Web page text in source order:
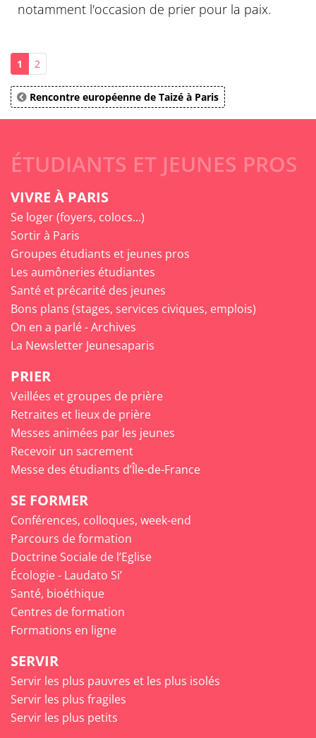
notamment l'occasion de prier pour la paix.
1 2
Rencontre européenne de Taizé à Paris
ÉTUDIANTS ET JEUNES PROS
VIVRE À PARIS
Se loger (foyers, colocs...)
Sortir à Paris
Groupes étudiants et jeunes pros
Les aumôneries étudiantes
Santé et précarité des jeunes
Bons plans (stages, services civiques, emplois)
On en a parlé - Archives
La Newsletter Jeunesaparis
PRIER
Veillées et groupes de prière
Retraites et lieux de prière
Messes animées par les jeunes
Recevoir un sacrement
Messe des étudiants d’Île-de-France
SE FORMER
Conférences, colloques, week-end
Parcours de formation
Doctrine Sociale de l’Eglise
Écologie - Laudato Si’
Santé, bioéthique
Centres de formation
Formations en ligne
SERVIR
Servir les plus pauvres et les plus isolés
Servir les plus fragiles
Servir les plus petits